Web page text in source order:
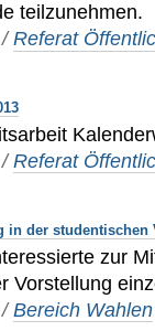
teilzunehmen.
/Referat
/Referat
der studentischen
zur
Vorstellung
/Bereich Wahlen